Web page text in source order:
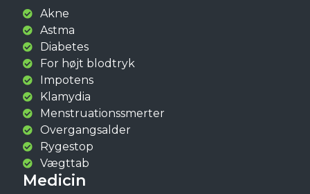
Akne
Astma
Diabetes
For højt blodtryk
Impotens
Klamydia
Menstruationssmerter
Overgangsalder
Rygestop
Vægttab
Medicin